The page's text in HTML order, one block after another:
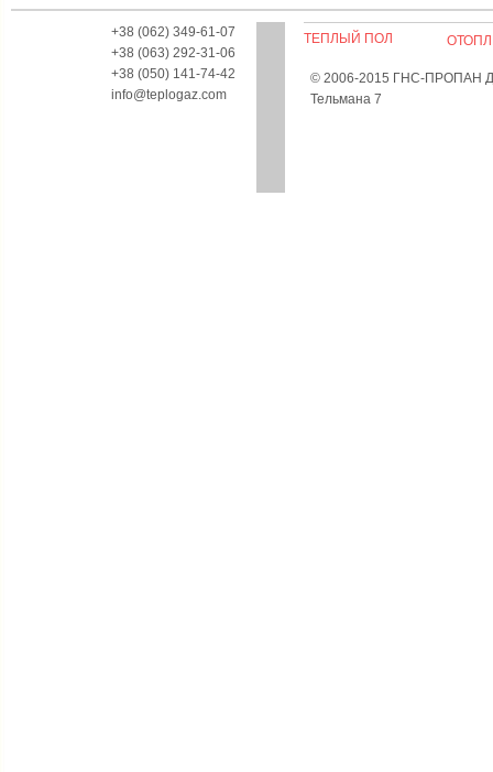
+38 (062) 349-61-07
+38 (063) 292-31-06
+38 (050) 141-74-42
info@teplogaz.com
ТЕПЛЫЙ ПОЛ
© 2006-2015 ГНС-ПРОПАН
Тельмана 7